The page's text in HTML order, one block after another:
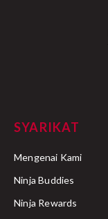
SYARIKAT
Mengenai Kami
Ninja Buddies
Ninja Rewards